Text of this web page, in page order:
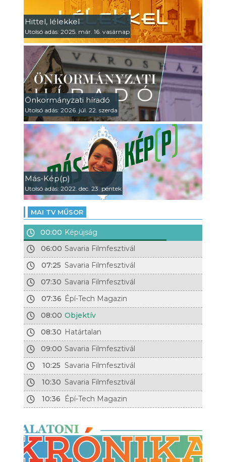
Hittel, lélekkel
Utolsó adás: 2025. már. 16. vasárnap
Önkormányzati híradó
Utolsó adás: 2026. júl. 22. szerda
Más-Kép(p)
Utolsó adás: 2022. dec. 23. péntek
MAI TV MŰSOR
00:00 Képújság
06:00 Savaria Filmfesztivál
07:25 Savaria Filmfesztivál
07:30 Savaria Filmfesztivál
07:36 Épí-Tech Magazin
08:00 Objektív
08:30 Határtalan
09:00 Savaria Filmfesztivál
10:25 Savaria Filmfesztivál
10:30 Savaria Filmfesztivál
10:36
Épí-Tech Magazin